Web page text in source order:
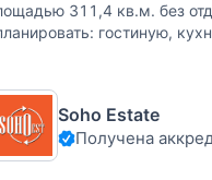
311,4 кв.м. без
гостиную,
Soho Estate
Получена